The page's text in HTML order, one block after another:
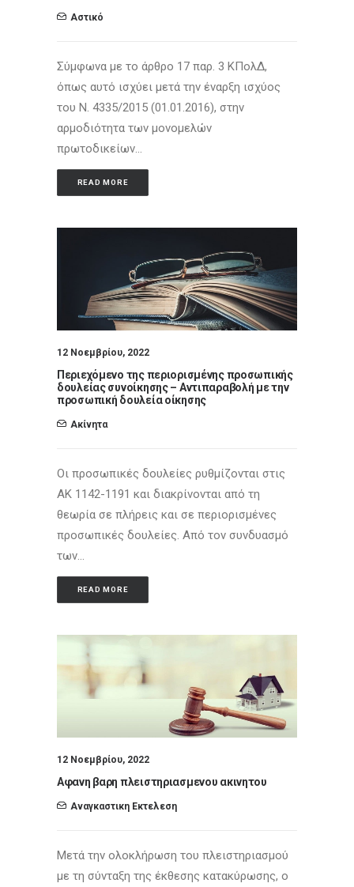
Αστικό
Σύμφωνα με το άρθρο 17 παρ. 3 ΚΠολΔ,
όπως αυτό ισχύει μετά την έναρξη ισχύος
του Ν. 4335/2015 (01.01.2016), στην
αρμοδιότητα των μονομελών
πρωτοδικείων…
READ MORE
12 Νοεμβρίου, 2022
Περιεχόμενο της περιορισμένης προσωπικής
δουλείας συνοίκησης – Αντιπαραβολή με την
προσωπική δουλεία οίκησης
Ακίνητα
Οι προσωπικές δουλείες ρυθμίζονται στις
ΑΚ 1142-1191 και διακρίνονται από τη
θεωρία σε πλήρεις και σε περιορισμένες
προσωπικές δουλείες. Από τον συνδυασμό
των…
READ MORE
12 Νοεμβρίου, 2022
Αφανη βαρη πλειστηριασμενου ακινητου
Αναγκαστικη Εκτελεση
Μετά την ολοκλήρωση του πλειστηριασμού
με τη σύνταξη της έκθεσης κατακύρωσης, ο